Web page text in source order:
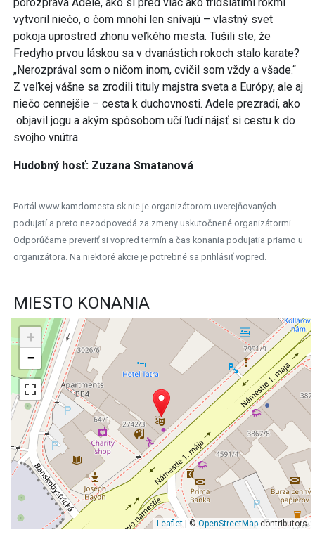
vytvoril niečo, o čom mnohí len snívajú – vlastný svet
pokoja uprostred zhonu veľkého mesta. Tušili ste, že
Fredyho prvou láskou sa v dvanástich rokoch stalo karate?
„Nerozprával som o ničom inom, cvičil som vždy a všade.“
Z veľkej vášne sa zrodili tituly majstra sveta a Európy, ale aj
niečo cennejšie – cesta k duchovnosti. Adele prezradí, ako
objavil jogu a akým spôsobom učí ľudí nájsť si cestu k do
svojho vnútra.
Hudobný hosť: Zuzana Smatanová
Portál www.kamdomesta.sk nie je organizátorom uverejňovaných
podujatí a preto nezodpovedá za zmeny uskutočnené organizátormi.
Odporúčame preveriť si vopred termín a čas konania podujatia priamo u
organizátora. Na niektoré akcie je potrebné sa prihlásiť vopred.
MIESTO KONANIA
+
−
Leaflet| © OpenStreetMapcontributors